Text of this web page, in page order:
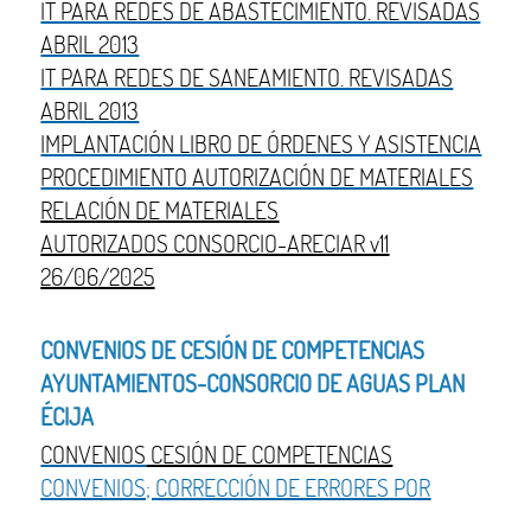
IT PARA REDES DE ABASTECIMIENTO. REVISADAS
ABRIL 2013
IT PARA REDES DE SANEAMIENTO. REVISADAS
ABRIL 2013
IMPLANTACIÓN LIBRO DE ÓRDENES Y ASISTENCIA
PROCEDIMIENTO AUTORIZACIÓN DE MATERIALES
RELACIÓN DE MATERIALES
AUTORIZADOS CONSORCIO-ARECIAR v11
26/06/2025
CONVENIOS DE CESIÓN DE COMPETENCIAS
AYUNTAMIENTOS-CONSORCIO DE AGUAS PLAN
ÉCIJA
CONVENIOS CESIÓN DE COMPETENCIAS
CONVENIOS; CORRECCIÓN DE ERRORES POR